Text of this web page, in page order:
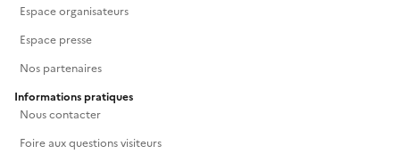
Espace organisateurs
Espace presse
Nos partenaires
Informations pratiques
Nous contacter
Foire aux questions visiteurs